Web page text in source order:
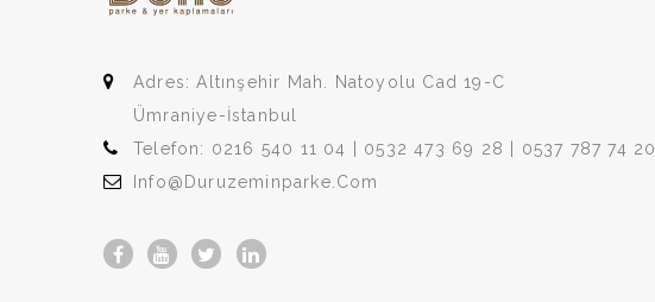
Adres: Altınşehir Mah. Natoyolu Cad 19-C
Ümraniye-İstanbul
Telefon: 0216 540 11 04 | 0532 473 69 28 | 0537 787 74 20
Info@duruzeminparke.com